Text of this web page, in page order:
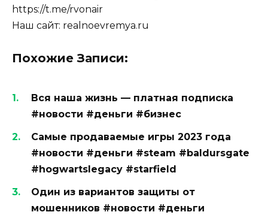
https://t.me/rvonair
Наш сайт: realnoevremya.ru
Похожие Записи:
Вся наша жизнь — платная подписка
#новости #деньги #бизнес
Самые продаваемые игры 2023 года
#новости #деньги #steam #baldursgate
#hogwartslegacy #starfield
Один из вариантов защиты от
мошенников #новости #деньги